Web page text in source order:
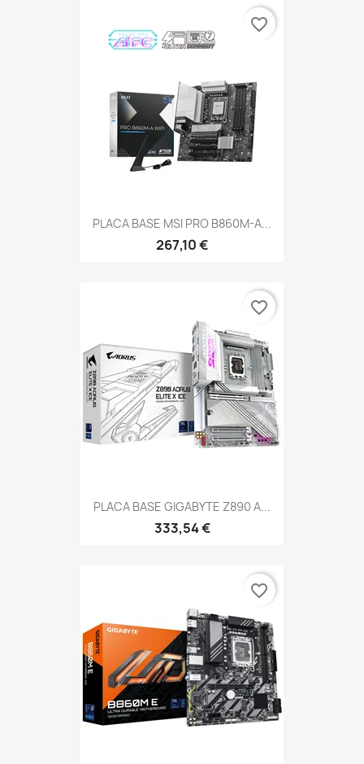
PLACA BASE MSI PRO B860M-A...
267,10 €
favorite_border
PLACA BASE GIGABYTE Z890 A...
333,54 €
favorite_border
favorite_border